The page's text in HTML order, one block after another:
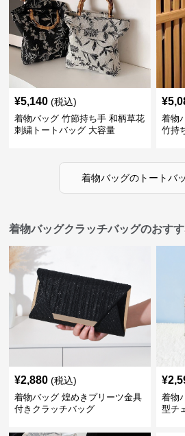
¥5,140 (税込)
着物バッグ 竹節持ち手 和柄草花
刺繍トートバッグ 大容量
¥
着物
竹持
着物バッグのトートバ
着物バッグクラッチバッグのおす
¥2,880 (税込)
着物バッグ 煌めきプリーツ金具
付きクラッチバッグ
¥
着物
型チ